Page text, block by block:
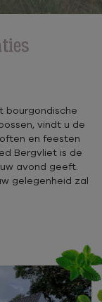
bourgondische
vindt u de
en feesten
Bergvliet is de
avond geeft.
gelegenheid zal